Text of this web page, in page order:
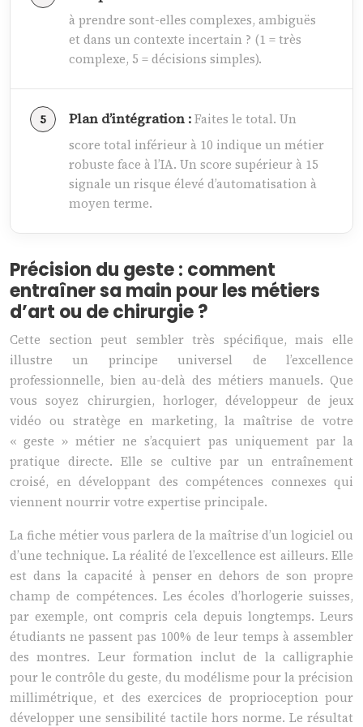
à prendre sont-elles complexes, ambiguës
et dans un contexte incertain ? (1 = très
complexe, 5 = décisions simples).
Plan d’intégration :Faites le total. Un
score total inférieur à 10 indique un métier
robuste face à l’IA. Un score supérieur à 15
signale un risque élevé d’automatisation à
moyen terme.
Précision du geste : comment
entraîner sa main pour les métiers
d’art ou de chirurgie ?
Cette section peut sembler très spécifique, mais elle
illustre un principe universel de l’excellence
professionnelle, bien au-delà des métiers manuels. Que
vous soyez chirurgien, horloger, développeur de jeux
vidéo ou stratège en marketing, la maîtrise de votre
« geste » métier ne s’acquiert pas uniquement par la
pratique directe. Elle se cultive par un entraînement
croisé, en développant des compétences connexes qui
viennent nourrir votre expertise principale.
La fiche métier vous parlera de la maîtrise d’un logiciel ou
d’une technique. La réalité de l’excellence est ailleurs. Elle
est dans la capacité à penser en dehors de son propre
champ de compétences. Les écoles d’horlogerie suisses,
par exemple, ont compris cela depuis longtemps. Leurs
étudiants ne passent pas 100% de leur temps à assembler
des montres. Leur formation inclut de la calligraphie
pour le contrôle du geste, du modélisme pour la précision
millimétrique, et des exercices de proprioception pour
développer une sensibilité tactile hors norme. Le résultat